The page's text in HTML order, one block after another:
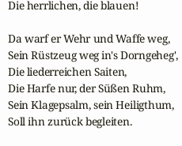
Die herrlichen, die blauen!
Da warf er Wehr und Waffe weg,
Sein Rüstzeug weg in's Dorngeheg',
Die liederreichen Saiten,
Die Harfe nur, der Süßen Ruhm,
Sein Klagepsalm, sein Heiligthum,
Soll ihn zurück begleiten.